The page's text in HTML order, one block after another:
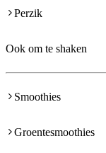
Perzik
Ook om te shaken
Smoothies
Groentesmoothies